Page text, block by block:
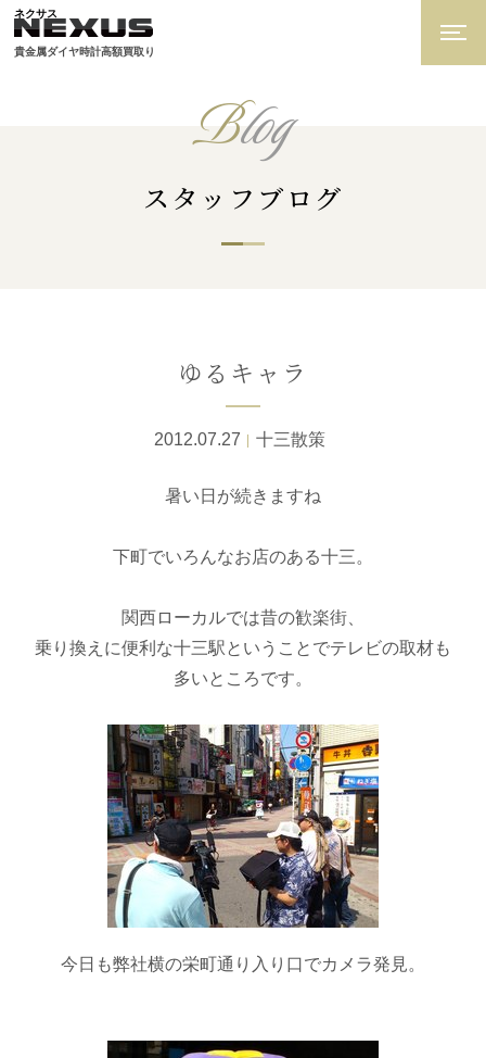
ネクサス
貴金属ダイヤ時計高額買取り
Blog
スタッフブログ
ゆるキャラ
2012.07.27 十三散策
暑い日が続きますね
下町でいろんなお店のある十三。
関西ローカルでは昔の歓楽街、
乗り換えに便利な十三駅ということでテレビの取材も
多いところです。
今日も弊社横の栄町通り入り口でカメラ発見。